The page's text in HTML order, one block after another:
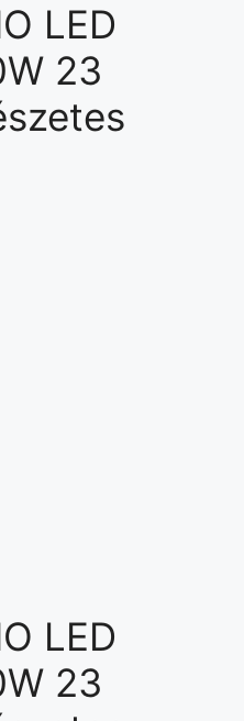
LED
23
LED
23